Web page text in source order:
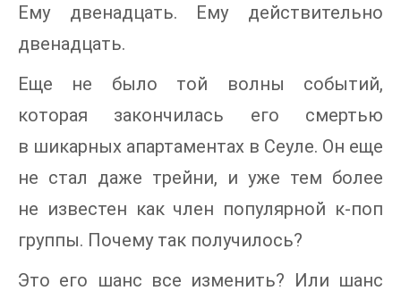
Ему двенадцать. Ему действительно
двенадцать.
Еще не было той волны событий,
которая закончилась его смертью
в шикарных апартаментах в Сеуле. Он еще
не стал даже трейни, и уже тем более
не известен как член популярной к-поп
группы. Почему так получилось?
Это его шанс все изменить? Или шанс